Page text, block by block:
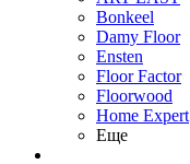
Bonkeel
Damy Floor
Ensten
Floor Factor
Floorwood
Home Expert
Еще